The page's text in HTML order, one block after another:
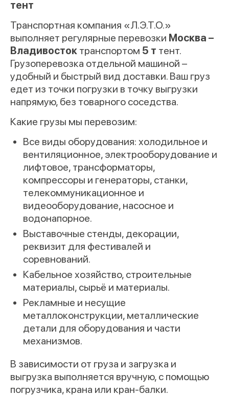
тент
Транспортная компания «Л.Э.Т.О.»
выполняет регулярные перевозки Москва –
Владивосток транспортом 5 т тент.
Грузоперевозка отдельной машиной –
удобный и быстрый вид доставки. Ваш груз
едет из точки погрузки в точку выгрузки
напрямую, без товарного соседства.
Какие грузы мы перевозим:
Все виды оборудования: холодильное и
вентиляционное, электрооборудование и
лифтовое, трансформаторы,
компрессоры и генераторы, станки,
телекоммуникационное и
видеооборудование, насосное и
водонапорное.
Выставочные стенды, декорации,
реквизит для фестивалей и
соревнований.
Кабельное хозяйство, строительные
материалы, сырьё и материалы.
Рекламные и несущие
металлоконструкции, металлические
детали для оборудования и части
механизмов.
В зависимости от груза и загрузка и
выгрузка выполняется вручную, с помощью
погрузчика, крана или кран-балки.